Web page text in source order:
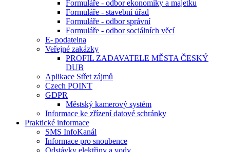
Formuláře - odbor ekonomiky a majetku
Formuláře - stavební úřad
Formuláře - odbor správní
Formuláře - odbor sociálních věcí
E- podatelna
Veřejné zakázky
PROFIL ZADAVATELE MĚSTA ČESKÝ
DUB
Aplikace Střet zájmů
Czech POINT
GDPR
Městský kamerový systém
Informace ke zřízení datové schránky
Praktické informace
SMS InfoKanál
Informace pro snoubence
Odstávky elektřiny a vody